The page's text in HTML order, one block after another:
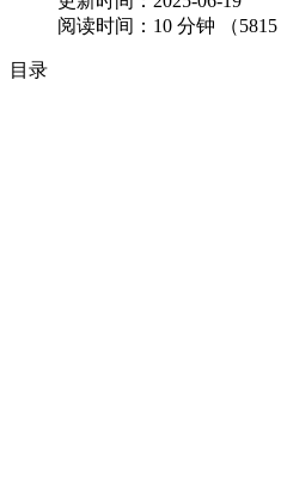
阅读时间： 10 分钟 （5815
目录